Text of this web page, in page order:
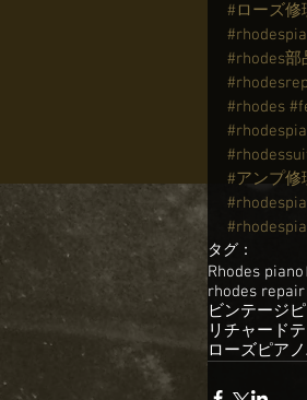
#ローズ修
#rhodes部
#rhodes
#アンプ修
タグ：
Rhodes piano
rhodes repair
ビンテージ
リチャード
ローズピア